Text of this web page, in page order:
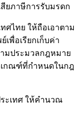
าษีการรับมรดก
ทย ให้ถือเอาตาม
พื่อเรียกเก็บค่า
มประมวลกฎหมาย
กณฑ์ที่กำหนดในกฎ
เทศ ให้คำนวณ